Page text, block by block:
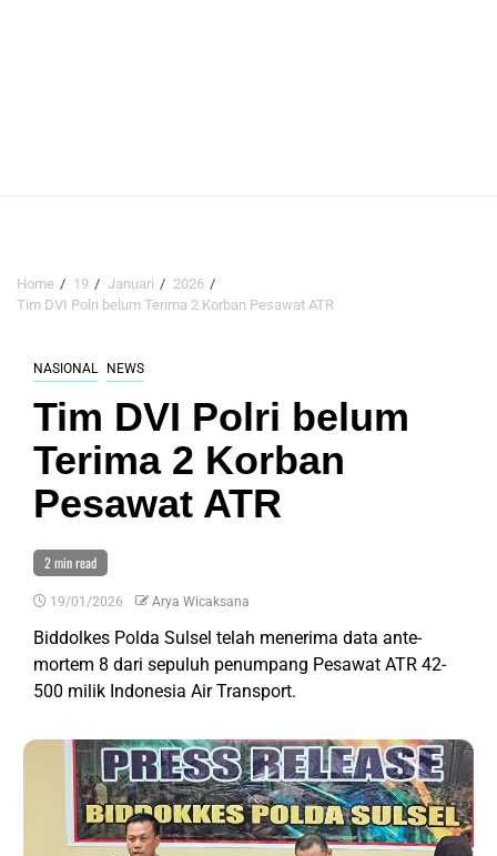
Home 19 Januari
2026
Tim DVI Polri belum Terima 2 Korban Pesawat ATR
NASIONAL NEWS
Tim DVI Polri belum
Terima 2 Korban
Pesawat ATR
2 min read
19/01/2026 Arya Wicaksana
Biddolkes Polda Sulsel telah menerima data ante-
mortem 8 dari sepuluh penumpang Pesawat ATR 42-
500 milik Indonesia Air Transport.